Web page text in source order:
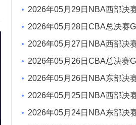
霆 全场录像
2026年05月29日NBA西部决
刺 全场录像
2026年05月28日CBA总决赛
全场录像
2026年05月27日NBA西部决
霆 全场录像
2026年05月26日CBA总决赛
全场录像
2026年05月26日NBA东部决
骑士 全场录像
2026年05月25日NBA西部决
刺 全场录像
2026年05月24日NBA东部决